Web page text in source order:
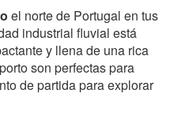
el norte de Portugal en tus
industrial fluvial está
y llena de una rica
son perfectas para
de partida para explorar